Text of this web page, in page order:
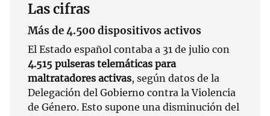
Las cifras
Más de 4.500 dispositivos activos
El Estado español contaba a 31 de julio con
4.515 pulseras telemáticas para
maltratadores activas, según datos de la
Delegación del Gobierno contra la Violencia
de Género. Esto supone una disminución del